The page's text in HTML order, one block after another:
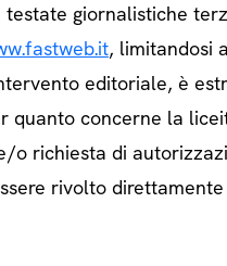
giornalistiche
, limitandosi
editoriale, è
quanto concerne la
o richiesta di
rivolto